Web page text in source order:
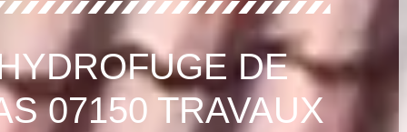
DE
07150 TRAVAUX